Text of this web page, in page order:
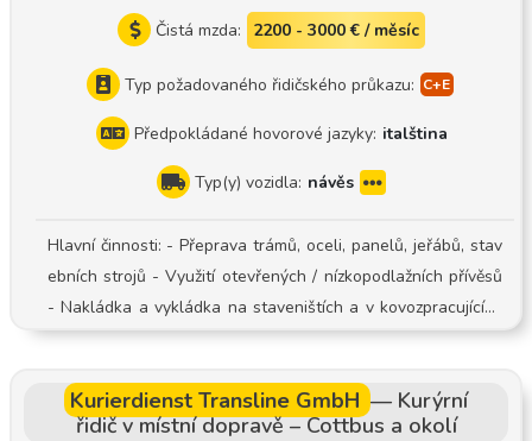
e velmi citlivá, proto prosím ty, kteří nejsou schopni tuto sku
tečnost zohlednit, aby se vůbec nehlásili! Co potřebujeme,
abychom mohli spolupracovat? Řidičský průkaz skupiny CE
at zadanou trasu Schopnost samostatně a přesně vést a vy
plňovat přepravní list a CMR 1 rok praxe s chladírenským ta
hačem s návěsem Dodržování předpisů nařízení 561/2006/E
S Spolehlivý, kladoucí vysoké nároky na sebe i své okolí Je
schopen udržovat v čistotě sebe i své pracovní nástroje Sm
artphone, který pořizuje snímky v čitelné kvalitě, a schopnos
t používat aplikace Viber, WhatsApp, Messenger nebo Sky
vé stránce si můžete prohlédnout naše sestavy! https://mat
etrans.webnode.hu/
Čistá mzda: 2200 - 3000 € / měsíc
Typ požadovaného řidičského průkazu:
Předpokládané hovorové jazyky: italština
Typ(y) vozidla: návěs
Hlavní činnosti: - Přeprava trámů, oceli, panelů, jeřábů, stav
ebních strojů - Využití otevřených / nízkopodlažních přívěsů
- Nakládka a vykládka na staveništích a v kovozpracujících
podnicích - Dodržování bezpečnostních postupů a přepravní
Kurierdienst Transline GmbH — Kurýrní
řidič v místní dopravě – Cottbus a okolí